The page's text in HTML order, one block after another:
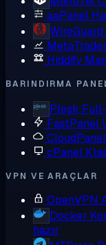
aaPanel
WireGuard
Hiddify
BARINDIRMA
Plesk
FastPanel
CloudPanel
cPanel
VPN VE ARAÇLAR
OpenVPN
Docker
hazır